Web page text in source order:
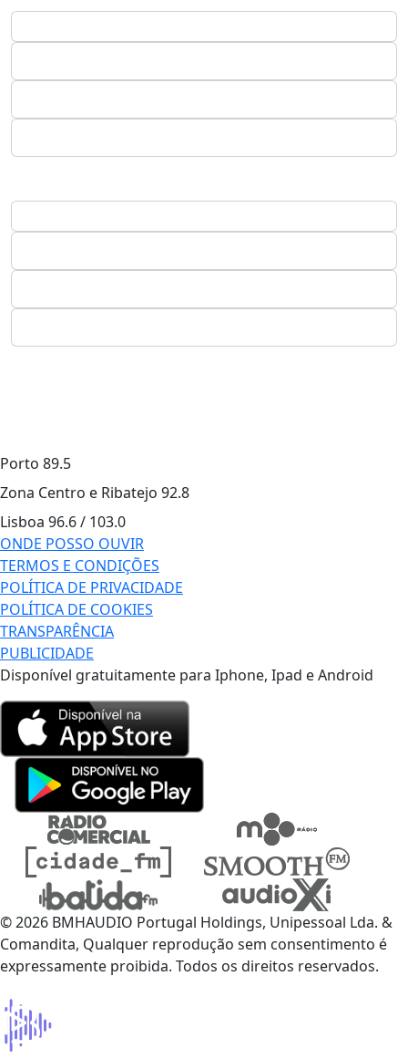
Porto 89.5
Zona Centro e Ribatejo 92.8
Lisboa 96.6 / 103.0
ONDE POSSO OUVIR
TERMOS E CONDIÇÕES
POLÍTICA DE PRIVACIDADE
POLÍTICA DE COOKIES
TRANSPARÊNCIA
PUBLICIDADE
Disponível gratuitamente para Iphone, Ipad e Android
© 2026 BMHAUDIO Portugal Holdings, Unipessoal Lda. &
Comandita, Qualquer reprodução sem consentimento é
expressamente proibida. Todos os direitos reservados.